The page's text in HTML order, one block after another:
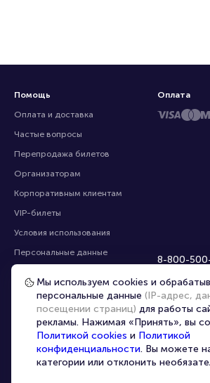
Помощь
Оплата и доставка
Частые вопросы
Перепродажа билетов
Организаторам
Корпоративным клиентам
VIP-билеты
Условия использования
Персональные данные
Контакты
Карта сайта
Управление cookies
8-800-
С 10:00 до
звонок
Все
Оплата
Главная | Иваново
Мы используем cookies и
персональные данные (IP-адрес,
посещении страниц) для работы
рекламы. Нажимая «Принять», вы
Политикой cookies и Политикой
конфиденциальности. Вы можете
категории или отклонить